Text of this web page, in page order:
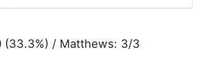
(33.3%) / Matthews: 3/3